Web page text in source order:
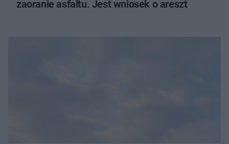
zaoranie asfaltu. Jest wniosek o areszt